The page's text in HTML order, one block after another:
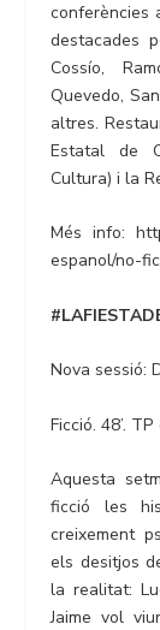
conferències
destacades
Cossío,
Quevedo,
altres.
Estatal de
Cultura) i la
Més info:
espanol/no-
Nova sessió:
Ficció. 48’.
Aquesta
ficció les
creixement
els desitjos
la realitat:
Jaime vol